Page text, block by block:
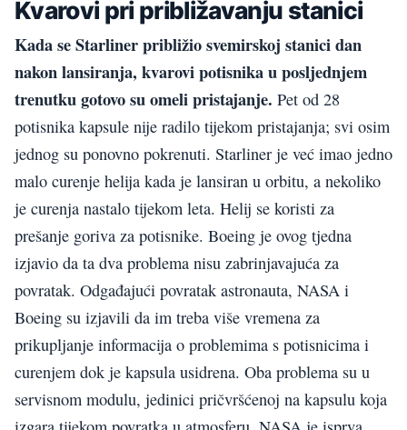
Kvarovi pri približavanju stanici
Kada se Starliner približio svemirskoj stanici dan
nakon lansiranja, kvarovi potisnika u posljednjem
trenutku gotovo su omeli pristajanje. Pet od 28
potisnika kapsule nije radilo tijekom pristajanja; svi osim
jednog su ponovno pokrenuti. Starliner je već imao jedno
malo curenje helija kada je lansiran u orbitu, a nekoliko
je curenja nastalo tijekom leta. Helij se koristi za
prešanje goriva za potisnike. Boeing je ovog tjedna
izjavio da ta dva problema nisu zabrinjavajuća za
povratak. Odgađajući povratak astronauta, NASA i
Boeing su izjavili da im treba više vremena za
prikupljanje informacija o problemima s potisnicima i
curenjem dok je kapsula usidrena. Oba problema su u
servisnom modulu, jedinici pričvršćenoj na kapsulu koja